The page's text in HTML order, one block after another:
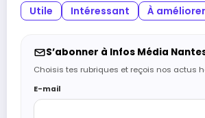
Utile Intéressant À améliorer
S’abonner à Infos Média
Choisis tes rubriques et reçois nos actus
E-mail